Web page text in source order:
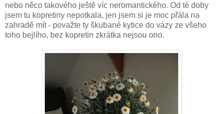
nebo něco takového ještě víc neromantického. Od té doby
jsem tu kopretiny nepotkala, jen jsem si je moc přála na
zahradě mít - považte ty škubané kytice do vázy ze všeho
toho bejlího, bez kopretin zkrátka nejsou ono.